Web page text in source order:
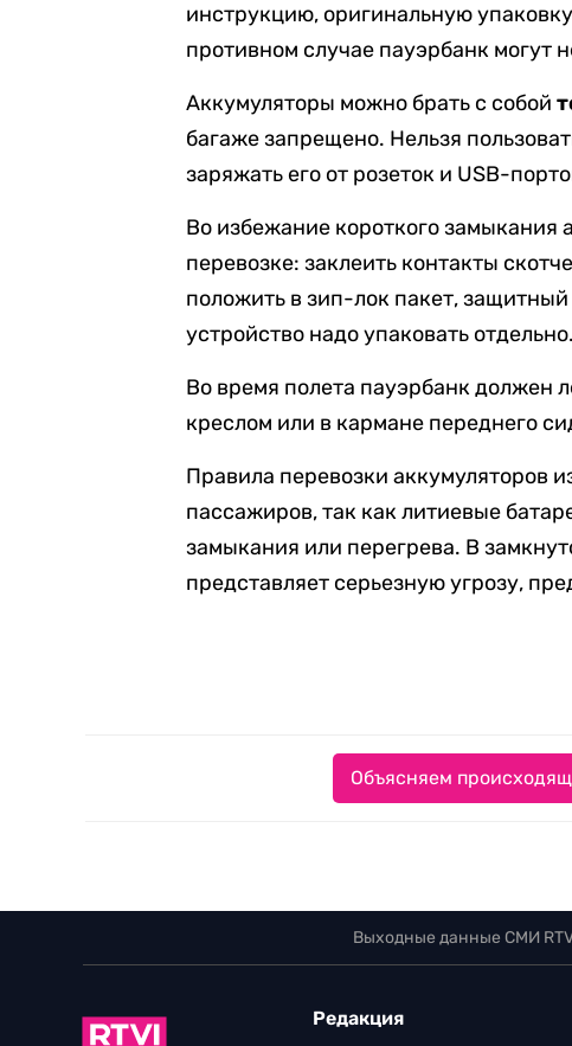
инструкцию, оригинальную
противном случае пауэрбанк могут
Аккумуляторы можно брать с собой
багаже запрещено. Нельзя
заряжать его от розеток и USB-
Во избежание короткого замыкания
перевозке: заклеить контакты
положить в зип-лок пакет,
устройство надо упаковать отдельно.
Во время полета пауэрбанк должен
креслом или в кармане переднего
Правила перевозки аккумуляторов
пассажиров, так как литиевые
замыкания или перегрева. В
представляет серьезную угрозу,
Объясняем
Выходные данные СМИ
Редакция